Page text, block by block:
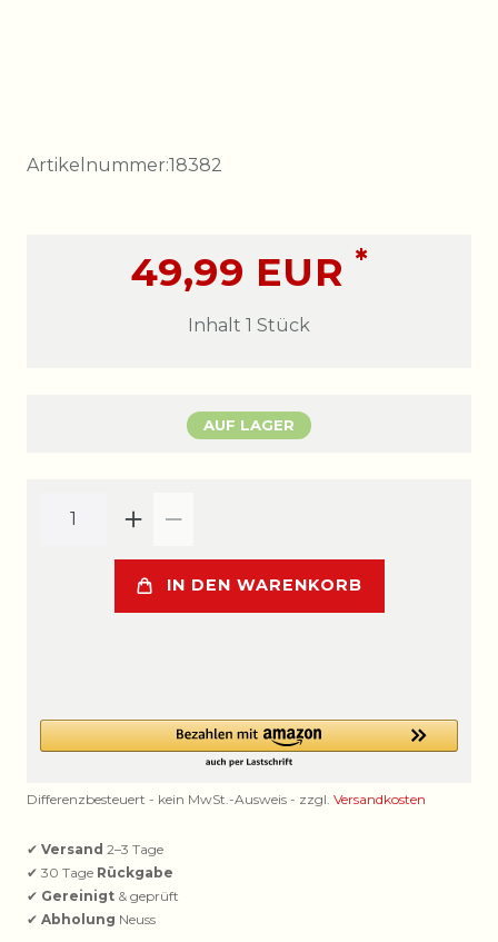
Artikelnummer:18382
49,99 EUR *
Inhalt 1 Stück
AUF LAGER
IN DEN WARENKORB
Differenzbesteuert - kein MwSt.-Ausweis - zzgl. Versandkosten
✔ Versand 2–3 Tage
✔ 30 Tage Rückgabe
✔ Gereinigt & geprüft
✔ Abholung Neuss